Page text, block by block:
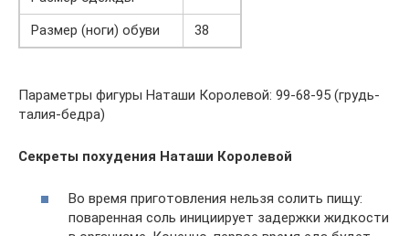
Размер (ноги) обуви
38
Параметры фигуры Наташи Королевой: 99-68-95 (грудь-
талия-бедра)
Секреты похудения Наташи Королевой
Во время приготовления нельзя солить пищу:
поваренная соль инициирует задержки жидкости